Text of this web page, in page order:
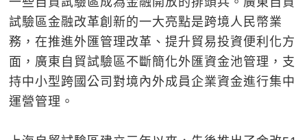
試驗區金融改革創新的一大亮點是跨境人民幣業
務，在推進外匯管理改革、提升貿易投資便利化方
面，廣東自貿試驗區不斷簡化外匯資金池管理，支
持中小型跨國公司對境內外成員企業資金進行集中
運營管理。